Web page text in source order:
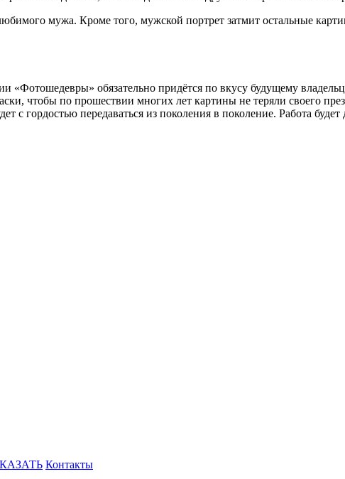
мужа. Кроме того, мужской портрет затмит остальные
«Фотошедевры» обязательно придётся по вкусу будущему
чтобы по прошествии многих лет картины не теряли своего
с гордостью передаваться из поколения в поколение. Работа
Контакты